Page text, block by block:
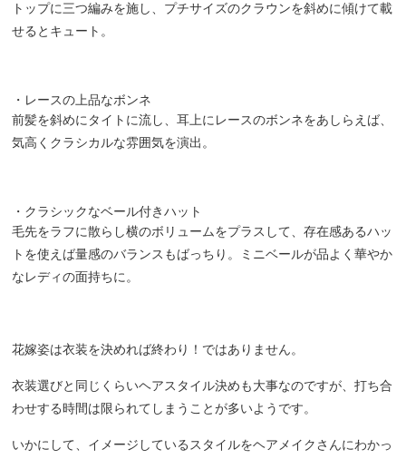
トップに三つ編みを施し、プチサイズのクラウンを斜めに傾けて載
せるとキュート。
・レースの上品なボンネ
前髪を斜めにタイトに流し、耳上にレースのボンネをあしらえば、
気高くクラシカルな雰囲気を演出。
・クラシックなベール付きハット
毛先をラフに散らし横のボリュームをプラスして、存在感あるハッ
トを使えば量感のバランスもばっちり。ミニベールが品よく華やか
なレディの面持ちに。
花嫁姿は衣装を決めれば終わり！ではありません。
衣装選びと同じくらいヘアスタイル決めも大事なのですが、打ち合
わせする時間は限られてしまうことが多いようです。
いかにして、イメージしているスタイルをヘアメイクさんにわかっ